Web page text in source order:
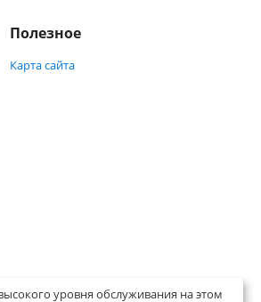
Полезное
Карта сайта
уровня обслуживания на этом